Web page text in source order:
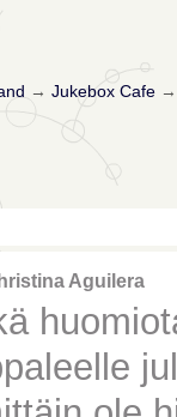
→ Jukebox Cafe
Aguilera